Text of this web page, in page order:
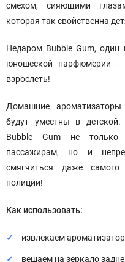
смехом, сияющими
которая так свойственна
Недаром Bubble Gum,
юношеской парфюмерии -
взрослеть!
Домашние
будут уместны в
Bubble Gum не только
пассажирам, но и
смягчиться даже самого
полиции!
Как использовать:
извлекаем
вешаем на зеркало